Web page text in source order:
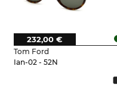
Tom Ford
Ian-02 - 52N
232,00 €